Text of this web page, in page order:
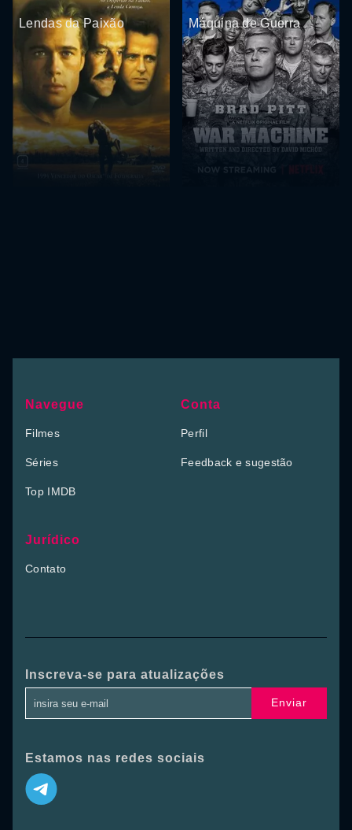
Lendas da Paixão Máquina de Guerra
Navegue
Filmes
Séries
Top IMDB
Conta
Perfil
Feedback e sugestão
Jurídico
Contato
Inscreva-se para atualizações
Enviar
Estamos nas redes sociais